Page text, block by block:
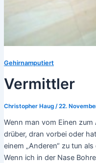
Gehirnamputiert
Vermittler
Christopher Haug /22.
Wenn man vom Einen
drüber, dran vorbei oder
einem „Anderen“ zu tun
Wenn ich in der Nase